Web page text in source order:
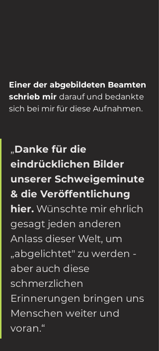
Einer der abgebildeten Beamten
schrieb mir darauf und bedankte
sich bei mir für diese Aufnahmen.
„Danke für die
eindrücklichen Bilder
unserer Schweigeminute
& die Veröffentlichung
hier. Wünschte mir ehrlich
gesagt jeden anderen
Anlass dieser Welt, um
„abgelichtet" zu werden -
aber auch diese
schmerzlichen
Erinnerungen bringen uns
Menschen weiter und
voran.“